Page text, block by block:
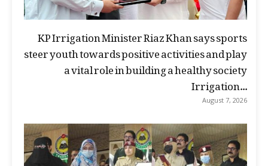
KP Irrigation Minister Riaz Khan says sports
steer youth towards positive activities and play
a vital role in building a healthy society
Irrigation...
August 7, 2026